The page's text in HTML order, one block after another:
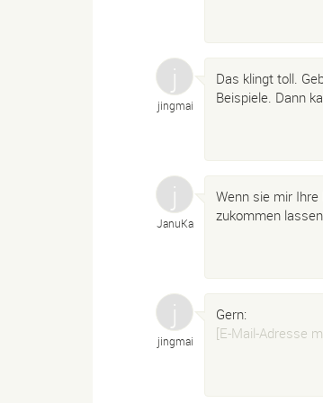
jingmai
Das klingt toll.
Beispiele. Dann
JanuKa
Wenn sie mir
zukommen
jingmai
Gern:
[E-Mail-Adresse